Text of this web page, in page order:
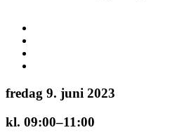
fredag 9. juni 2023
kl. 09:00–11:00